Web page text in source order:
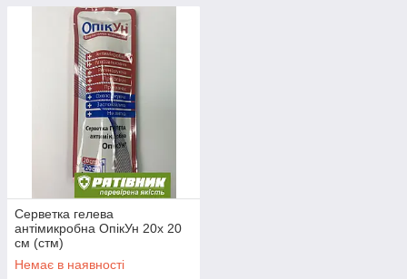
Серветка гелева
антімикробна ОпікУн 20х 20
см (стм)
Немає в наявності